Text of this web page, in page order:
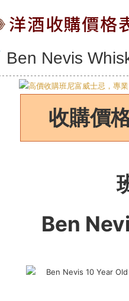
Ben Nevis
收購價
Ben